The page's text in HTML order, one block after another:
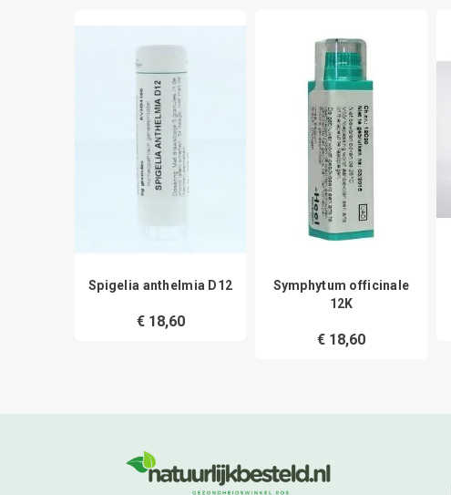
Spigelia anthelmia D12
€ 18,60
Symphytum officinale
12K
€ 18,60